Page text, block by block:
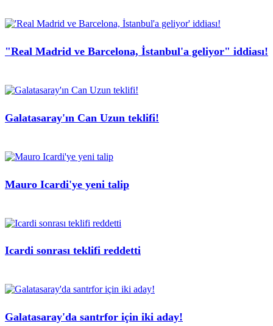
"Real Madrid ve Barcelona, İstanbul'a geliyor" iddiası!
Galatasaray'ın Can Uzun teklifi!
Mauro Icardi'ye yeni talip
Icardi sonrası teklifi reddetti
Galatasaray'da santrfor için iki aday!